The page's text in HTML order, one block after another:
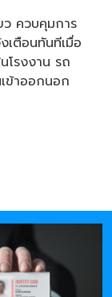
ว ควบคุมการ
เตือนทันทีเมื่อ
โรงงาน รถ
ข้าออกนอก